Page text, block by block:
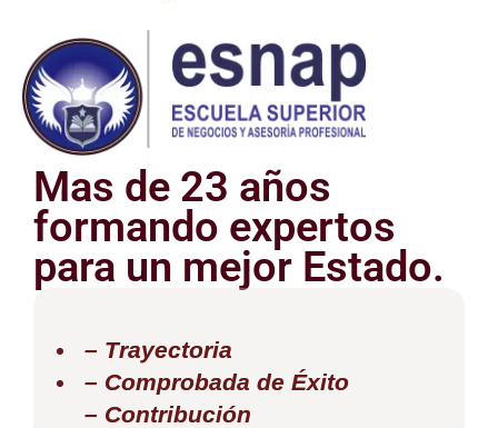
Mas de 23 años
formando expertos
para un mejor Estado.
– Trayectoria
– Comprobada de Éxito
– Contribución